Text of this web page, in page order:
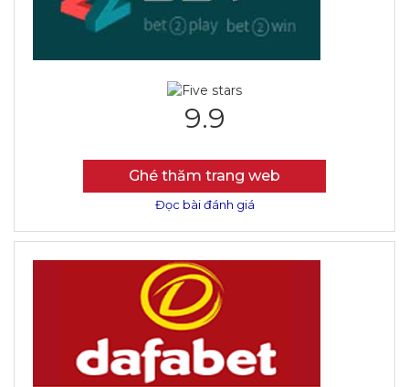
9.9
Ghé thăm trang web
Đọc bài đánh giá